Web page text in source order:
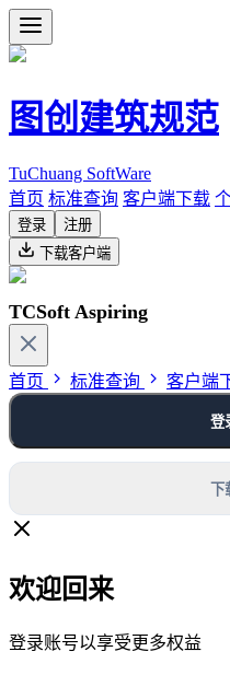
图创建筑规范
TuChuang SoftWare
首页 标准查询 客户端下载
登录
注册
下载客户端
TCSoft Aspiring
首页 标准查询 客户端
登
欢迎回来
登录账号以享受更多权益